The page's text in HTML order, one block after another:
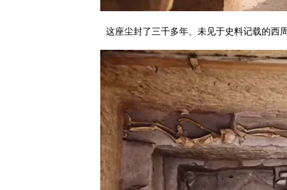
这座尘封了三千多年、未见于史料记载的西周